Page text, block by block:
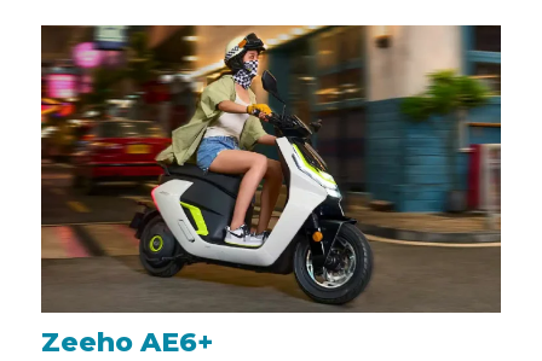
Zeeho AE6+